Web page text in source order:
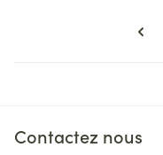
Contactez nous